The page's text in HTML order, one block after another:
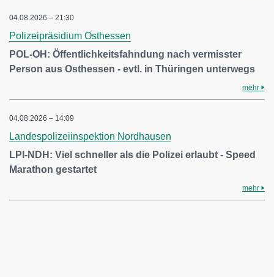
04.08.2026 – 21:30
Polizeipräsidium Osthessen
POL-OH: Öffentlichkeitsfahndung nach vermisster
Person aus Osthessen - evtl. in Thüringen unterwegs
mehr
04.08.2026 – 14:09
Landespolizeiinspektion Nordhausen
LPI-NDH: Viel schneller als die Polizei erlaubt - Speed
Marathon gestartet
mehr